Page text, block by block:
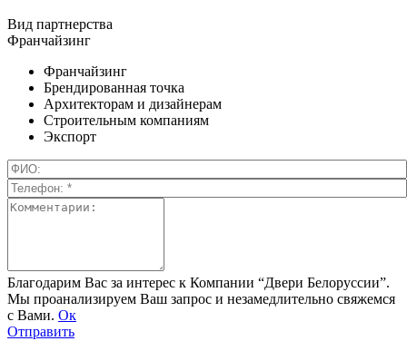
Вид партнерства
Франчайзинг
Франчайзинг
Брендированная точка
Архитекторам и дизайнерам
Строительным компаниям
Экспорт
Благодарим Вас за интерес к Компании “Двери Белоруссии”.
Мы проанализируем Ваш запрос и незамедлительно свяжемся
с Вами. Ок
Отправить